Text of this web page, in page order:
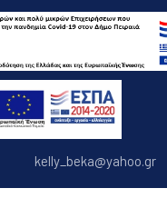
kelly_beka@yahoo.gr